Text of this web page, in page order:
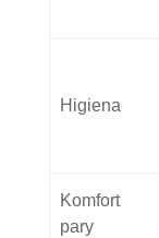
Higiena
Komfort
pary